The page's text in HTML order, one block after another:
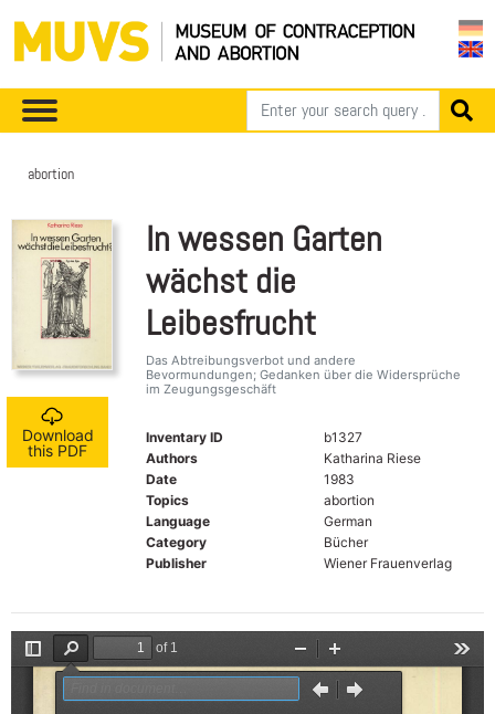
abortion
Download
this PDF
In wessen Garten
wächst die
Leibesfrucht
Das Abtreibungsverbot und andere
Bevormundungen; Gedanken über die Widersprüche
im Zeugungsgeschäft
Inventary ID
b1327
Authors
Katharina Riese
Date
1983
Topics
abortion
Language
German
Category
Bücher
Publisher
Wiener Frauenverlag